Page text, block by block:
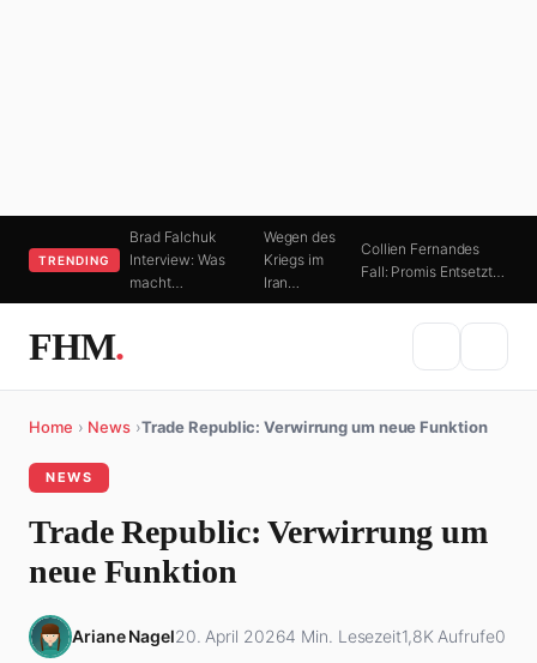
TRENDING
Brad Falchuk
Interview: Was
macht…
Wegen des
Kriegs im
Iran…
Collien Fernandes
Fall: Promis Entsetzt…
FHM.
Home › News ›Trade Republic: Verwirrung um neue Funktion
NEWS
Trade Republic: Verwirrung um
neue Funktion
Ariane Nagel20. April 20264 Min. Lesezeit1,8K Aufrufe0